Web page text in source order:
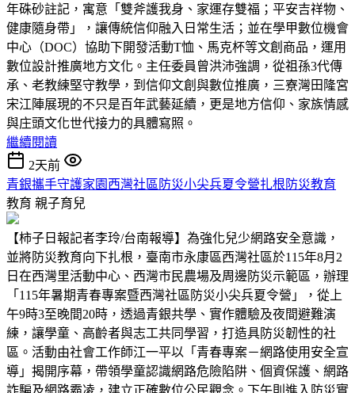
年硃砂註記，寓意「雙斧護我身、家運存雙福；平安吉祥物、
健康隨身帶」，讓傳統信仰融入日常生活；並在學甲數位機會
中心（DOC）協助下開發活動T恤、馬克杯等文創商品，運用
數位設計推廣地方文化。主任委員曾洪沛強調，從祖孫3代傳
承、老教練堅守教學，到信仰文創與數位推廣，三寮灣田隆宮
宋江陣展現的不只是百年武藝延續，更是地方信仰、家族情感
與庄頭文化世代接力的具體寫照。
繼續閱讀
2天前
青銀攜手守護家園西灣社區防災小尖兵夏令營扎根防災教育
教育 親子育兒
【柿子日報記者李玲/台南報導】為強化兒少網路安全意識，
並將防災教育向下扎根，臺南市永康區西灣社區於115年8月2
日在西灣里活動中心、西灣市民農場及周邊防災示範區，辦理
「115年暑期青春專案暨西灣社區防災小尖兵夏令營」，從上
午9時3至晚間20時，透過青銀共學、實作體驗及夜間避難演
練，讓學童、高齡者與志工共同學習，打造具防災韌性的社
區。活動由社會工作師江一平以「青春專案－網路使用安全宣
導」揭開序幕，帶領學童認識網路危險陷阱、個資保護、網路
詐騙及網路霸凌，建立正確數位公民觀念。下午則進入防災實